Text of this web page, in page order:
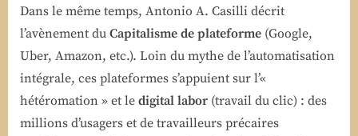
Dans le même temps, Antonio A. Casilli décrit
l’avènement du Capitalisme de plateforme (Google,
Uber, Amazon, etc.). Loin du mythe de l’automatisation
intégrale, ces plateformes s’appuient sur l’«
hétéromation » et le digital labor (travail du clic) : des
millions d’usagers et de travailleurs précaires